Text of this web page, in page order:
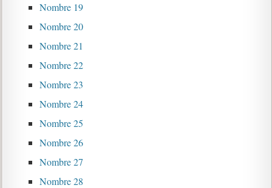
Nombre 19
Nombre 20
Nombre 21
Nombre 22
Nombre 23
Nombre 24
Nombre 25
Nombre 26
Nombre 27
Nombre 28